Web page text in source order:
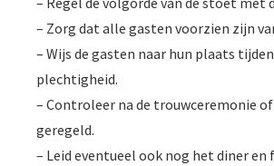
– Zorg dat alle gasten voorzien zijn
– Wijs de gasten naar hun plaats
plechtigheid.
– Controleer na de trouwceremonie
geregeld.
– Leid eventueel ook nog het diner en